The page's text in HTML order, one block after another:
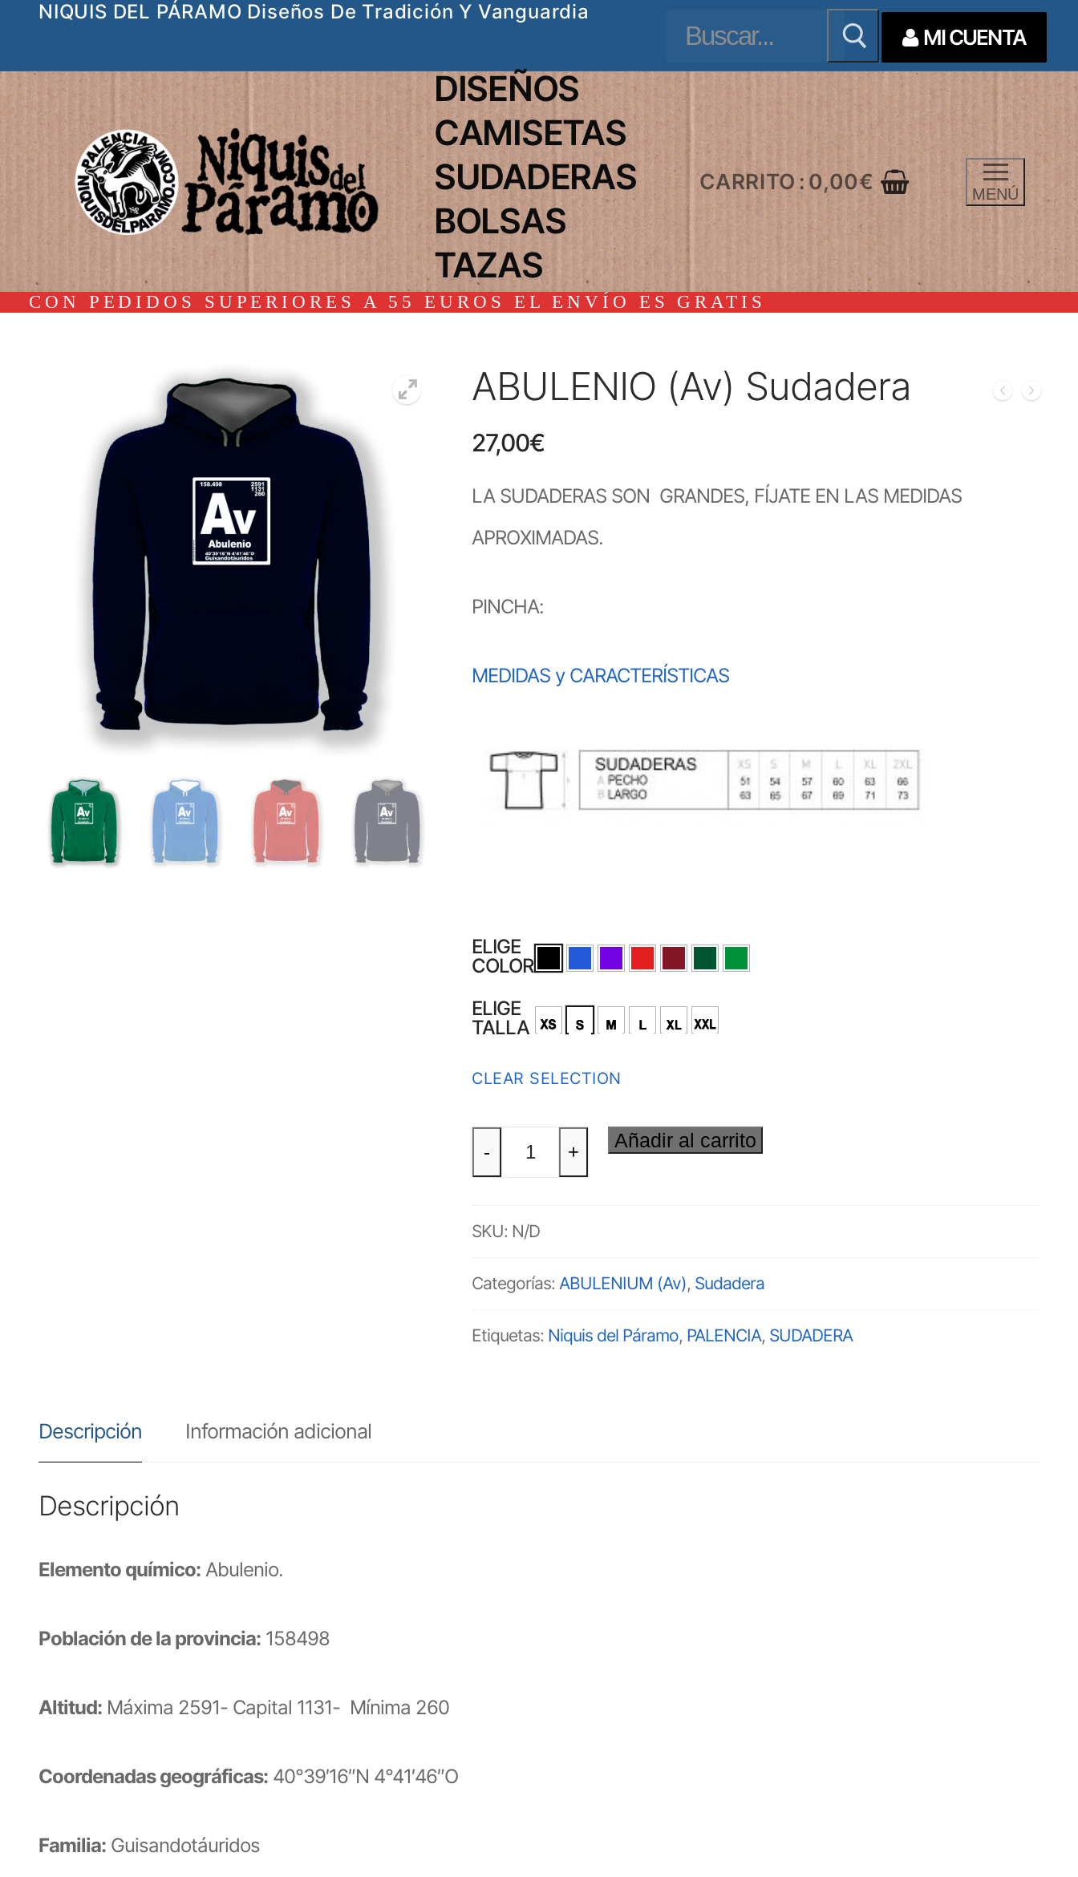
contenido
NIQUIS DEL PÁRAMO Diseños De Tradición Y Vanguardia
Buscar: MI CUENTA
DISEÑOS
CAMISETAS
SUDADERAS
BOLSAS
TAZAS
CARRITO : 0,00€ MENÚ
CON PEDIDOS SUPERIORES A 55 EUROS EL ENVÍO ES GRATIS
ABULENIO (Av) Sudadera
27,00€
LA SUDADERAS SON GRANDES, FÍJATE EN LAS MEDIDAS
APROXIMADAS.
PINCHA:
MEDIDAS y CARACTERÍSTICAS
ELIGE
COLOR
ELIGE
TALLA
CLEAR SELECTION
ABULENIO
Sudadera
cantidad
- +
Añadir al carrito
SKU: N/D
Categorías: ABULENIUM (Av), Sudadera
Etiquetas: Niquis del Páramo, PALENCIA, SUDADERA
Descripción Información adicional
Descripción
Elemento químico: Abulenio.
Población de la provincia: 158498
Altitud: Máxima 2591- Capital 1131- Mínima 260
Coordenadas geográficas: 40°39′16″N 4°41′46″O
Familia: Guisandotáuridos